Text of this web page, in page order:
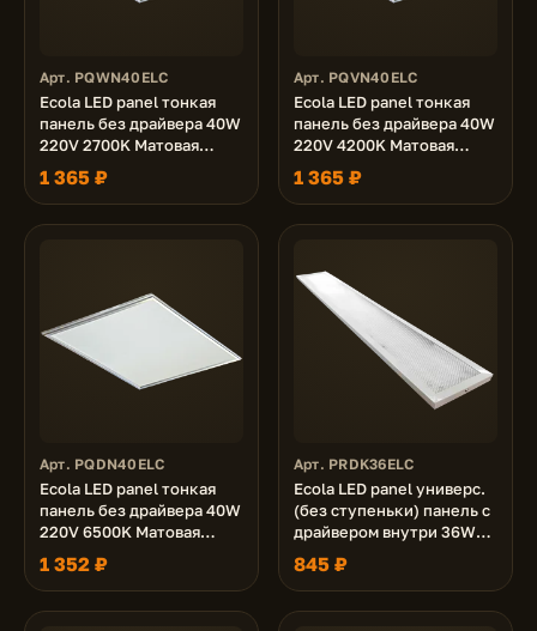
Арт. PQWN40ELC
Ecola LED panel тонкая
панель без драйвера 40W
220V 2700K Матовая
595x595x9
1 365 ₽
Арт. PQVN40ELC
Ecola LED panel тонкая
панель без драйвера 40W
220V 4200K Матовая
595x595x9
1 365 ₽
Арт. PQDN40ELC
Ecola LED panel тонкая
панель без драйвера 40W
220V 6500K Матовая
595x595x9
1 352 ₽
Арт. PRDK36ELC
Ecola LED panel универс.
(без ступеньки) панель с
драйвером внутри 36W
220V 6500K Призма
1195x180x19
845 ₽